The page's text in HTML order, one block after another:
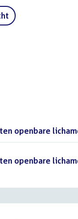
openbare
openbare